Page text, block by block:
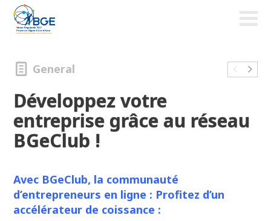
General
Développez votre
entreprise grâce au réseau
BGeClub !
Avec BGeClub, la communauté
d’entrepreneurs en ligne : Profitez d’un
accélérateur de coissance :